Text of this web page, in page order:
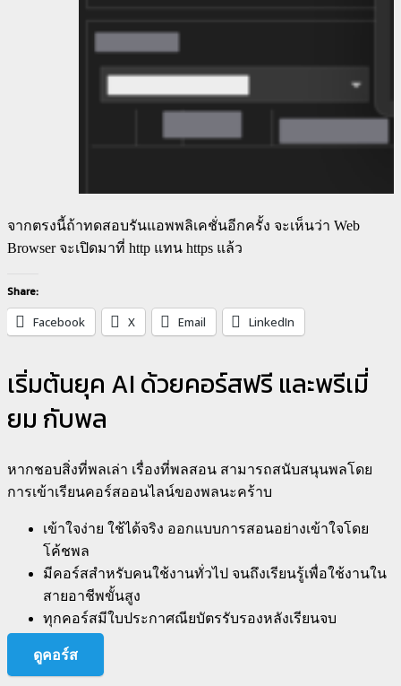
จากตรงนี้ถ้าทดสอบรันแอพพลิเคชั่นอีกครั้ง จะเห็นว่า Web
Browser จะเปิดมาที่ http แทน https แล้ว
Share:
Facebook
X Email LinkedIn
เริ่มต้นยุค AI ด้วยคอร์สฟรี และพรีเมี่
ยม กับพล
หากชอบสิ่งที่พลเล่า เรื่องที่พลสอน สามารถสนับสนุนพลโดย
การเข้าเรียนคอร์สออนไลน์ของพลนะคร้าบ
เข้าใจง่าย ใช้ได้จริง ออกแบบการสอนอย่างเข้าใจโดย
โค้ชพล
มีคอร์สสำหรับคนใช้งานทั่วไป จนถึงเรียนรู้เพื่อใช้งานใน
สายอาชีพขั้นสูง
ทุกคอร์สมีใบประกาศณียบัตรรับรองหลังเรียนจบ
ดูคอร์ส